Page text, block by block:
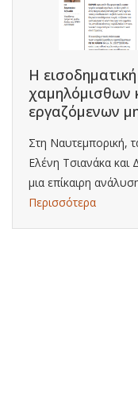
Η
χαμηλόμισθων
εργαζόμενων
Στη Ναυτεμπορική,
Ελένη Τσιανάκα και
μια επίκαιρη
Περισσότερα